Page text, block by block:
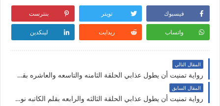
فيسبوك تويتر بنترست
واتساب ريدايت لينكدين
المقال التالي
رواية تمنيت أن يطول عذابي الحلقة الثامنه والتاسعه والعاشره بقلم نورا محمد علي حصريه وجديده
المقال السابق
رواية تمنيت أن يطول عذابي الحلقة الثالثه والرابعه بقلم الكاتبه نورا محمد علي حصريه وجديده